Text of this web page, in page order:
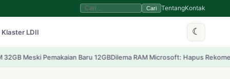
Cari TentangKontak
Klaster LDII ☾
Baru 12GBDilema RAM Microsoft: Hapus Rekomendasi 32GB di